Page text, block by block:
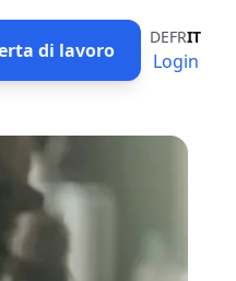
di lavoro
DEFRIT
Login